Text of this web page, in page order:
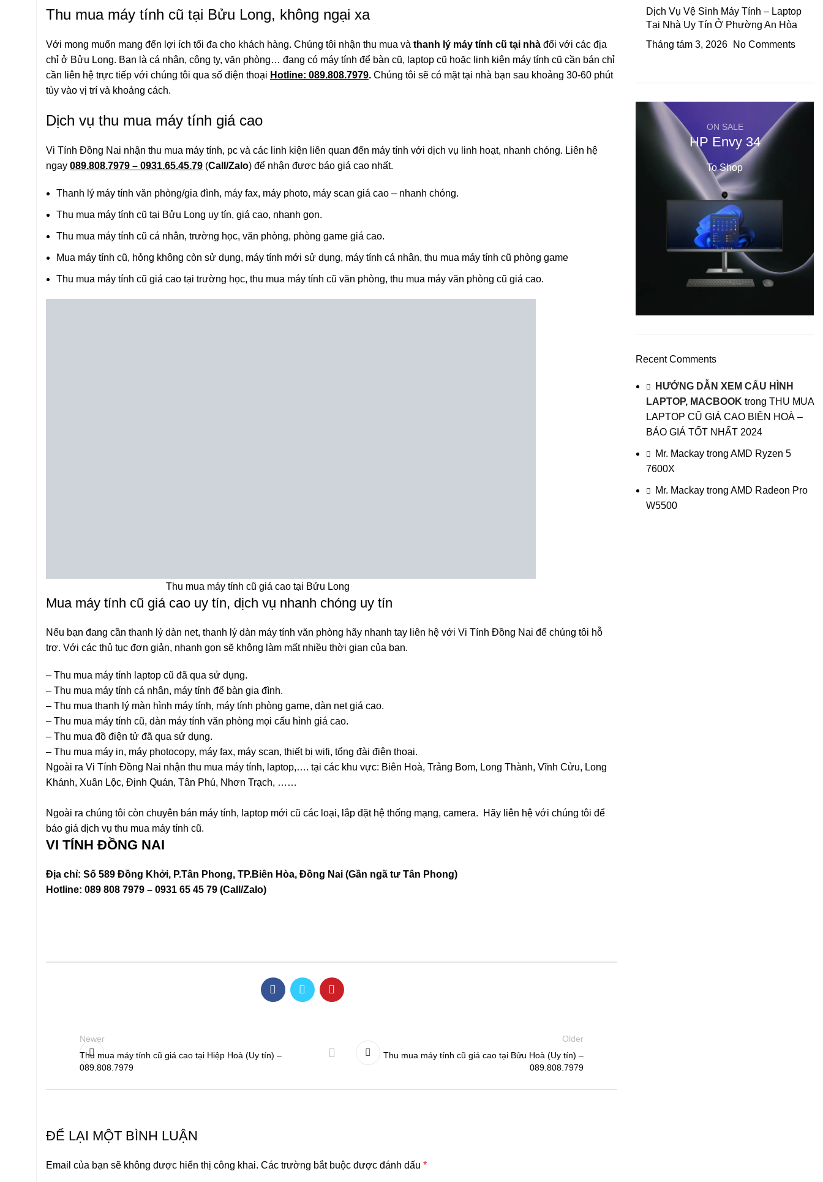
Thu mua máy tính cũ tại Bửu Long, không ngại xa
Với mong muốn mang đến lợi ích tối đa cho khách hàng. Chúng tôi nhận thu mua và thanh lý máy tính cũ tại nhà đối với các địa
chỉ ở Bửu Long. Bạn là cá nhân, công ty, văn phòng… đang có máy tính để bàn cũ, laptop cũ hoặc linh kiện máy tính cũ cần bán chỉ
cần liên hệ trực tiếp với chúng tôi qua số điện thoại Hotline: 089.808.7979. Chúng tôi sẽ có mặt tại nhà bạn sau khoảng 30-60 phút
tùy vào vị trí và khoảng cách.
Dịch vụ thu mua máy tính giá cao
Vi Tính Đồng Nai nhận thu mua máy tính, pc và các linh kiện liên quan đến máy tính với dịch vụ linh hoạt, nhanh chóng. Liên hệ
ngay 089.808.7979 – 0931.65.45.79 (Call/Zalo) để nhận được báo giá cao nhất.
Thanh lý máy tính văn phòng/gia đình, máy fax, máy photo, máy scan giá cao – nhanh chóng.
Thu mua máy tính cũ tại Bửu Long uy tín, giá cao, nhanh gọn.
Thu mua máy tính cũ cá nhân, trường học, văn phòng, phòng game giá cao.
Mua máy tính cũ, hỏng không còn sử dụng, máy tính mới sử dụng, máy tính cá nhân, thu mua máy tính cũ phòng game
Thu mua máy tính cũ giá cao tại trường học, thu mua máy tính cũ văn phòng, thu mua máy văn phòng cũ giá cao.
Thu mua máy tính cũ giá cao tại Bửu Long
Mua máy tính cũ giá cao uy tín, dịch vụ nhanh chóng uy tín
Nếu bạn đang cần thanh lý dàn net, thanh lý dàn máy tính văn phòng hãy nhanh tay liên hệ với Vi Tính Đồng Nai để chúng tôi hỗ
trợ. Với các thủ tục đơn giản, nhanh gọn sẽ không làm mất nhiều thời gian của bạn.
– Thu mua máy tính laptop cũ đã qua sử dụng.
– Thu mua máy tính cá nhân, máy tính để bàn gia đình.
– Thu mua thanh lý màn hình máy tính, máy tính phòng game, dàn net giá cao.
– Thu mua máy tính cũ, dàn máy tính văn phòng mọi cấu hình giá cao.
– Thu mua đồ điện tử đã qua sử dụng.
– Thu mua máy in, máy photocopy, máy fax, máy scan, thiết bị wifi, tổng đài điện thoại.
Ngoài ra Vi Tính Đồng Nai nhận thu mua máy tính, laptop,…. tại các khu vực: Biên Hoà, Trảng Bom, Long Thành, Vĩnh Cửu, Long
Khánh, Xuân Lộc, Định Quán, Tân Phú, Nhơn Trạch, ……
Ngoài ra chúng tôi còn chuyên bán máy tính, laptop mới cũ các loại, lắp đặt hệ thống mạng, camera. Hãy liên hệ với chúng tôi để
báo giá dịch vụ thu mua máy tính cũ.
VI TÍNH ĐỒNG NAI
Địa chỉ: Số 589 Đồng Khởi, P.Tân Phong, TP.Biên Hòa, Đồng Nai (Gần ngã tư Tân Phong)
Hotline: 089 808 7979 – 0931 65 45 79 (Call/Zalo)
Newer
Thu mua máy tính cũ giá cao tại Hiệp Hoà (Uy tín) –
089.808.7979
Older
Thu mua máy tính cũ giá cao tại Bửu Hoà (Uy tín) –
089.808.7979
ĐỂ LẠI MỘT BÌNH LUẬN
Email của bạn sẽ không được hiển thị công khai. Các trường bắt buộc được đánh dấu *
Dịch Vụ Vệ Sinh Máy Tính – Laptop
Tại Nhà Uy Tín Ở Phường An Hòa
Tháng tám 3, 2026
No Comments
ON SALE
HP Envy 34
To Shop
Recent Comments
HƯỚNG DẪN XEM CẤU HÌNH
LAPTOP, MACBOOK trong THU MUA
LAPTOP CŨ GIÁ CAO BIÊN HOÀ –
BÁO GIÁ TỐT NHẤT 2024
Mr. Mackay trong AMD Ryzen 5
7600X
Mr. Mackay trong AMD Radeon Pro
W5500